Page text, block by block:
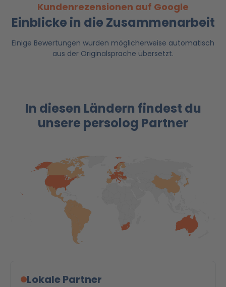
Kundenrezensionen auf Google
Einblicke in die Zusammenarbeit
Einige Bewertungen wurden möglicherweise automatisch
aus der Originalsprache übersetzt.
In diesen Ländern findest du
unsere persolog Partner
Lokale Partner